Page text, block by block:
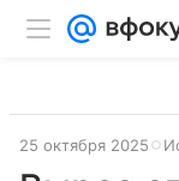
25 октября 2025